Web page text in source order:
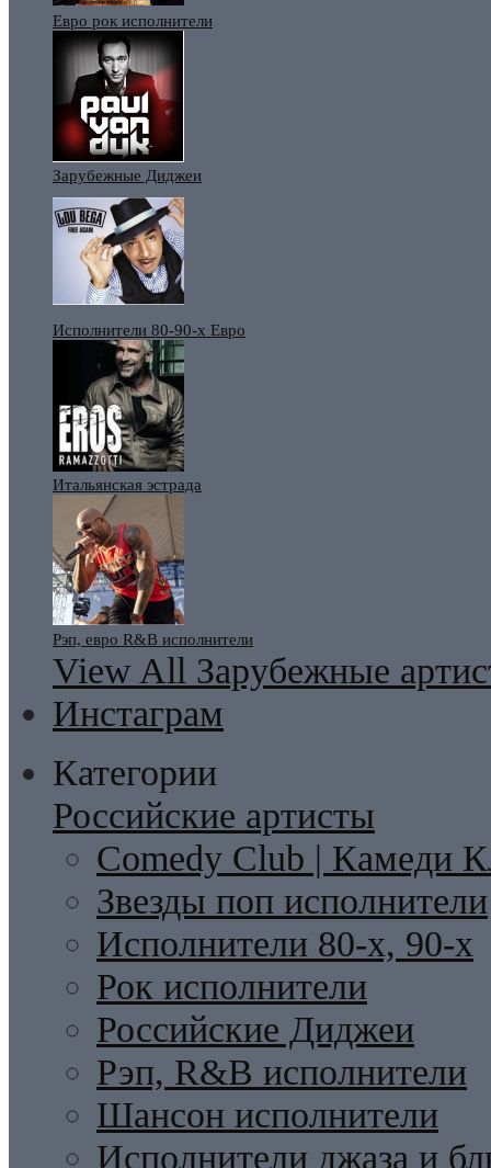
Евро рок исполнители
Зарубежные Диджеи
Исполнители 80-90-х Евро
Итальянская эстрада
Рэп, евро R&B исполнители
View All Зарубежные
Инстаграм
Категории
Российские артисты
Comedy Club | Камеди
Звезды поп исполнители
Исполнители 80-х, 90-х
Рок исполнители
Российские Диджеи
Рэп, R&B исполнители
Шансон исполнители
Исполнители джаза и